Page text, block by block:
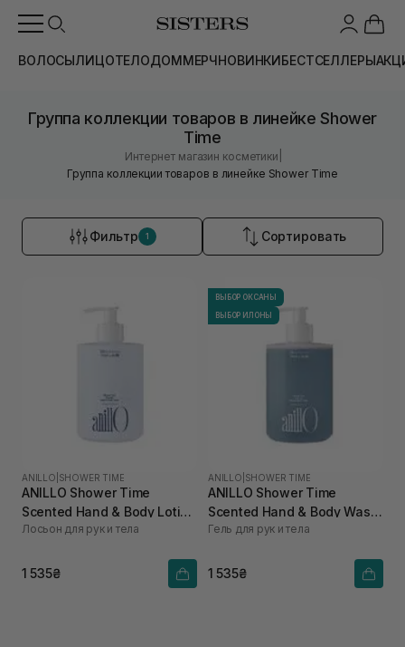
ВОЛОСЫЛИЦОТЕЛОДОММЕРЧНОВИНКИБЕСТСЕЛЛЕРЫ
Группа коллекции товаров в линейке Shower
Time
Интернет магазин косметики
Группа коллекции товаров в линейке Shower Time
Фильтр 1 Сортировать
ANILLO SHOWER TIME
ANILLO Shower Time
Scented Hand & Body Lotion
450 мл
Лосьон для рук и тела
1 535₴
ВЫБОР ОКСАНЫ
ВЫБОР ИЛОНЫ
ANILLO SHOWER TIME
ANILLO Shower Time
Scented Hand & Body Wash
450 мл
Гель для рук и тела
1 535₴